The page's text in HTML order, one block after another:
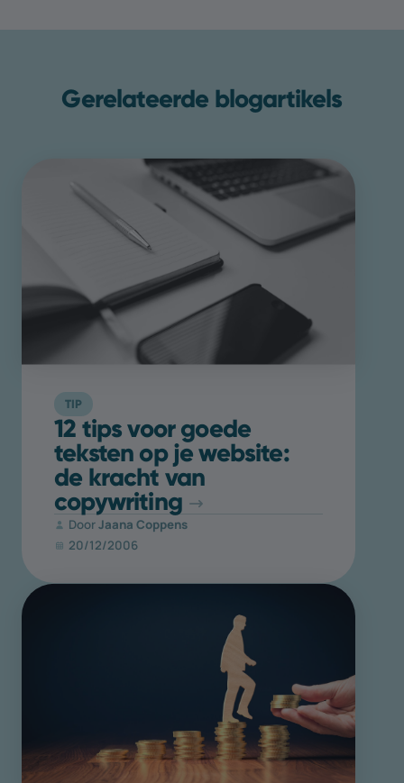
Gerelateerde blogartikels
TIP
12 tips voor goede
teksten op je website:
de kracht van
copywriting
DoorJaana Coppens
20/12/2006